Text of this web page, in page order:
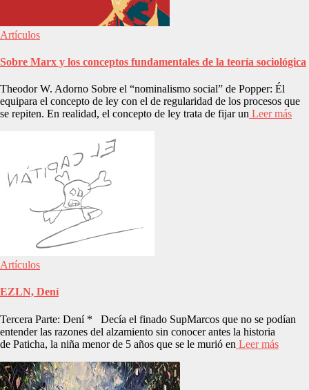
Artículos
Sobre Marx y los conceptos fundamentales de la teoría sociológica
Theodor W. Adorno Sobre el “nominalismo social” de Popper: Él
equipara el concepto de ley con el de regularidad de los procesos que
se repiten. En realidad, el concepto de ley trata de fijar un Leer más
Artículos
EZLN, Dení
Tercera Parte: Dení * Decía el finado SupMarcos que no se podían
entender las razones del alzamiento sin conocer antes la historia
de Paticha, la niña menor de 5 años que se le murió en Leer más